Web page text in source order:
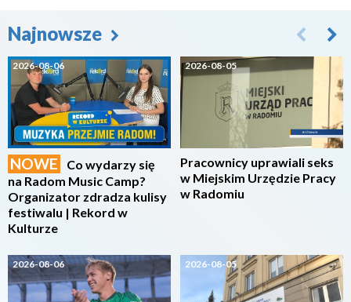
Najnowsze
2026-08-06
NOWE
Co wydarzy się
na Radom Music Camp?
Organizator zdradza kulisy
festiwalu | Rekord w
Kulturze
2026-08-06
2026-08-05
Pracownicy uprawiali seks
w Miejskim Urzędzie Pracy
w Radomiu
2026-08-05